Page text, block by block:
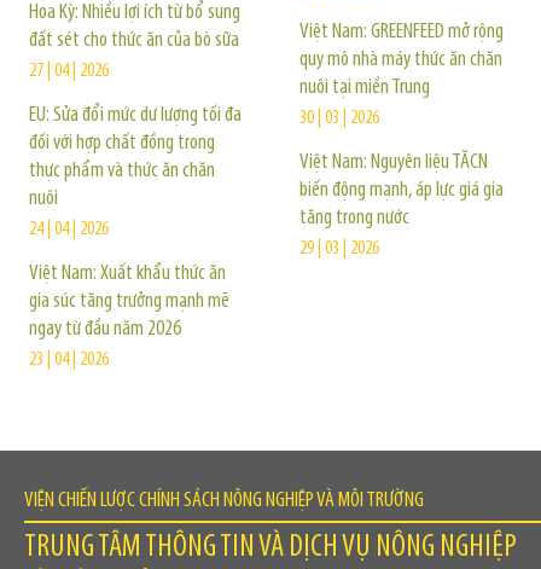
Hoa Kỳ: Nhiều lợi ích từ bổ sung
đất sét cho thức ăn của bò sữa
27 | 04 | 2026
EU: Sửa đổi mức dư lượng tối đa
đối với hợp chất đồng trong
thực phẩm và thức ăn chăn
nuôi
24 | 04 | 2026
Việt Nam: Xuất khẩu thức ăn
gia súc tăng trưởng mạnh mẽ
ngay từ đầu năm 2026
23 | 04 | 2026
Việt Nam: GREENFEED mở rộng
quy mô nhà máy thức ăn chăn
nuôi tại miền Trung
30 | 03 | 2026
Việt Nam: Nguyên liệu TĂCN
biến động mạnh, áp lực giá gia
tăng trong nước
29 | 03 | 2026
VIỆN CHIẾN LƯỢC CHÍNH SÁCH NÔNG NGHIỆP VÀ MÔI TRƯỜNG
TRUNG TÂM THÔNG TIN VÀ DỊCH VỤ NÔNG NGHIỆP